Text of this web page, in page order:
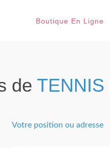
Boutique En Ligne
de TENNIS
Votre position ou adresse